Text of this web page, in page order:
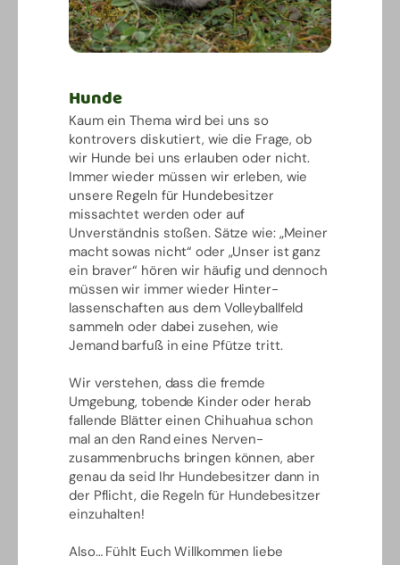
Hunde
Kaum ein Thema wird bei uns so
kontrovers diskutiert, wie die Frage, ob
wir Hunde bei uns erlauben oder nicht.
Immer wieder müssen wir erleben, wie
unsere Regeln für Hundebesitzer
missachtet werden oder auf
Unverständnis stoßen. Sätze wie: „Meiner
macht sowas nicht“ oder „Unser ist ganz
ein braver“ hören wir häufig und dennoch
müssen wir immer wieder Hinter-
lassenschaften aus dem Volleyballfeld
sammeln oder dabei zusehen, wie
Jemand barfuß in eine Pfütze tritt.
Wir verstehen, dass die fremde
Umgebung, tobende Kinder oder herab
fallende Blätter einen Chihuahua schon
mal an den Rand eines Nerven-
zusammenbruchs bringen können, aber
genau da seid Ihr Hundebesitzer dann in
der Pflicht, die Regeln für Hundebesitzer
einzuhalten!
Also… Fühlt Euch Willkommen liebe